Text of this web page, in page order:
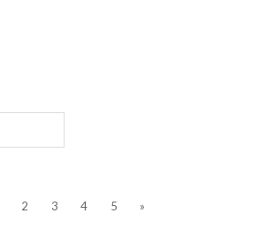
2 3 4 5 »